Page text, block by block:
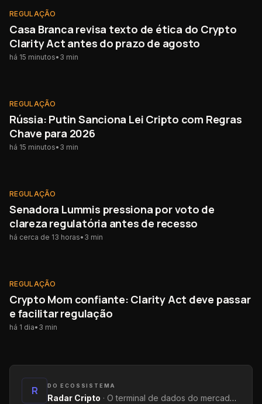
REGULAÇÃO
REGULAÇÃO
Casa Branca revisa texto de ética do Crypto
Clarity Act antes do prazo de agosto
há 15 minutos• 3 min
REGULAÇÃO
REGULAÇÃO
Rússia: Putin Sanciona Lei Cripto com Regras
Chave para 2026
há 15 minutos• 3 min
REGULAÇÃO
REGULAÇÃO
Senadora Lummis pressiona por voto de
clareza regulatória antes de recesso
há cerca de 13 horas• 3 min
REGULAÇÃO
REGULAÇÃO
Crypto Mom confiante: Clarity Act deve passar
e facilitar regulação
há 1 dia• 3 min
R DO ECOSSISTEMA
Radar Cripto · O terminal de dados do mercado: métricas on-chain, yields, captações e tendências.